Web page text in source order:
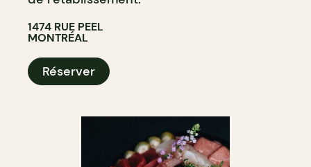
1474 RUE PEEL
MONTRÉAL
Réserver